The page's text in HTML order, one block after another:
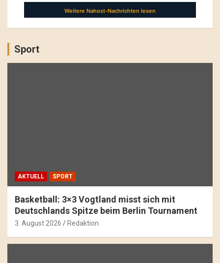
Sport
AKTUELL SPORT
Basketball: 3×3 Vogtland misst sich mit
Deutschlands Spitze beim Berlin Tournament
3. August 2026 Redaktion